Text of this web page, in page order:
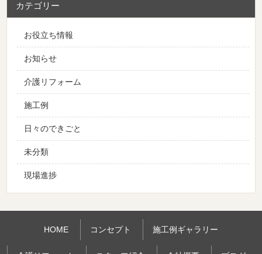
カテゴリー
お役立ち情報
お知らせ
介護リフォーム
施工例
日々のできごと
未分類
現場進捗
HOME コンセプト 施工例ギャラリー